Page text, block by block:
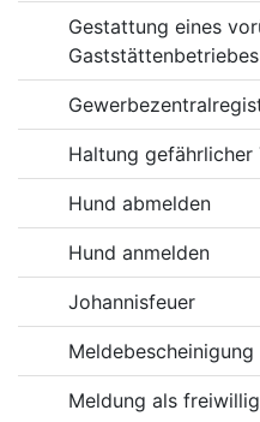
Gestattung eines
Haltung gefährlicher
Hund abmelden
Hund anmelden
Johannisfeuer
Meldebescheinigung
Meldung als